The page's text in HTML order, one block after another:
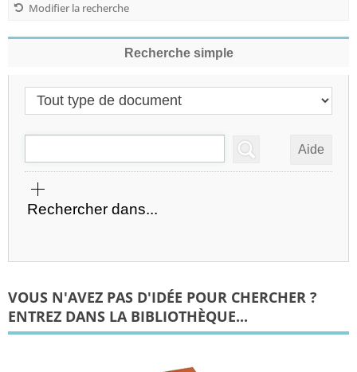
Modifier la recherche
Recherche simple
Sélectionner un type de document
Recherche
Rechercher dans...
VOUS N'AVEZ PAS D'IDÉE POUR CHERCHER ?
ENTREZ DANS LA BIBLIOTHÈQUE...